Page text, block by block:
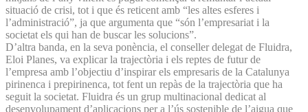
situació de crisi, tot i que és reticent amb “les altes esferes i
l’administració”, ja que argumenta que “són l’empresariat i la
societat els qui han de buscar les solucions”.
D’altra banda, en la seva ponència, el conseller delegat de Fluidra,
Eloi Planes, va explicar la trajectòria i els reptes de futur de
l’empresa amb l’objectiu d’inspirar els empresaris de la Catalunya
pirinenca i prepirinenca, tot fent un repàs de la trajectòria que ha
seguit la societat. Fluidra és un grup multinacional dedicat al
desenvolupament d’aplicacions per a l’ús sostenible de l’aigua que